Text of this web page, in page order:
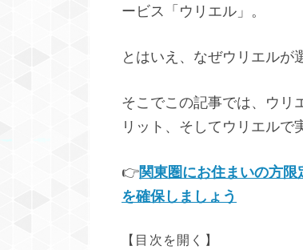
ービス「ウリエル」。
とはいえ、なぜウリエルが
そこでこの記事では、ウリ
リット、そしてウリエルで
👉関東圏にお住まいの方
を確保しましょう
【目次を開く】